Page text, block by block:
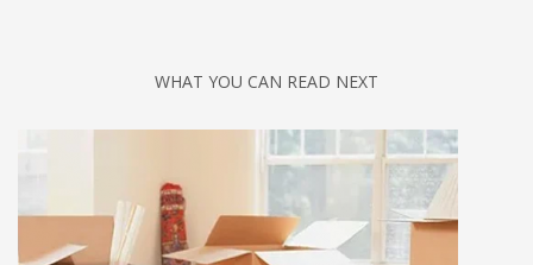
WHAT YOU CAN READ NEXT